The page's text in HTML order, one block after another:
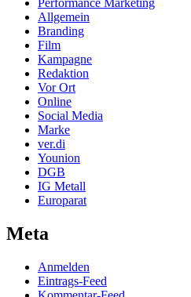
Performance Marketing
Allgemein
Branding
Film
Kampagne
Redaktion
Vor Ort
Online
Social Media
Marke
ver.di
Younion
DGB
IG Metall
Europarat
Meta
Anmelden
Eintrags-Feed